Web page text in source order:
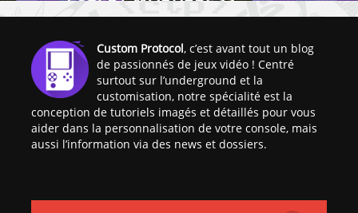
Custom Protocol, c’est avant tout un blog
de passionnés de jeux vidéo ! Centré
surtout sur l’underground et la
customisation, notre spécialité est la
conception de tutoriels imagés et détaillés pour vous
aider dans la personnalisation de votre console, mais
aussi l’information via des news et dossiers.
[PS4] Le point sur le
6.72 / 7.02
[Vita] La team CBPS
dévoile dans une
vidéo une flopée de
nouveaux projets
[PSP]
qui fête